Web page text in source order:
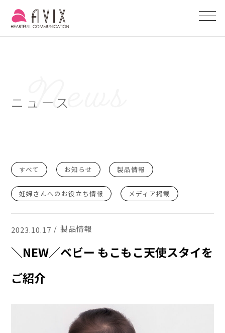
ニュース
すべて お知らせ 製品情報
妊婦さんへのお役立ち情報 メディア掲載
2023.10.17 製品情報
＼NEW／ベビー もこもこ天使スタイを
ご紹介